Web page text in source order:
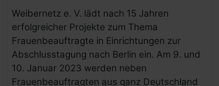
Weibernetz e. V. lädt nach 15 Jahren
erfolgreicher Projekte zum Thema
Frauenbeauftragte in Einrichtungen zur
Abschlusstagung nach Berlin ein. Am 9. und
10. Januar 2023 werden neben
Frauenbeauftragten aus ganz Deutschland